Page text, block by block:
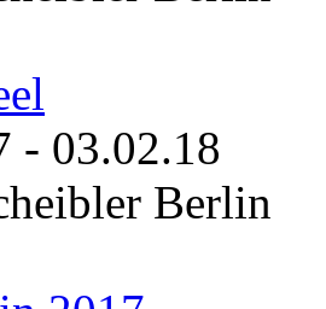
- 03.02.18
Berlin